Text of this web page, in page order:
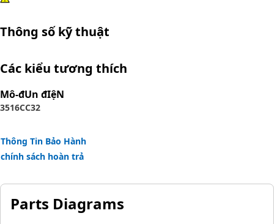
Thông số kỹ thuật
Các kiểu tương thích
Mô-đUn đIệN
3516CC32
Thông Tin Bảo Hành
chính sách hoàn trả
Parts Diagrams